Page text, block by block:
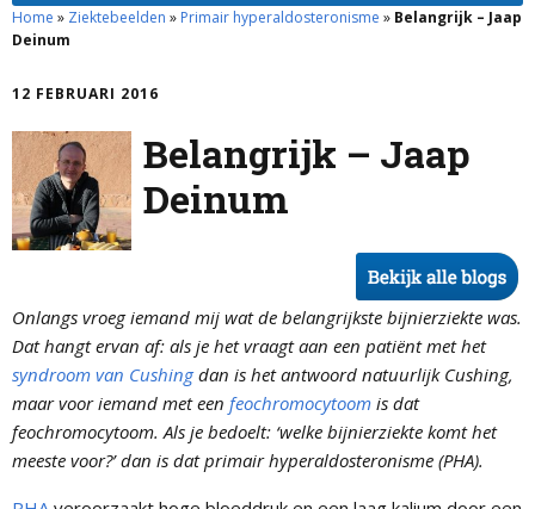
Home » Ziektebeelden » Primair hyperaldosteronisme » Belangrijk – Jaap
Deinum
12 FEBRUARI 2016
Belangrijk – Jaap
Deinum
Onlangs vroeg iemand mij wat de belangrijkste bijnierziekte was.
Dat hangt ervan af: als je het vraagt aan een patiënt met het
syndroom van Cushingdan is het antwoord natuurlijk Cushing,
maar voor iemand met een feochromocytoom is dat
feochromocytoom. Als je bedoelt: ‘welke bijnierziekte komt het
meeste voor?’ dan is dat primair hyperaldosteronisme (PHA).